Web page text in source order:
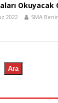
Okuyacak
2022 SMA
Ara